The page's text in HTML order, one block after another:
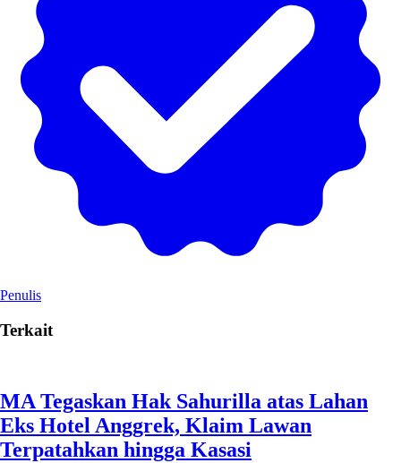
Penulis
Terkait
MA Tegaskan Hak Sahurilla atas Lahan
Eks Hotel Anggrek, Klaim Lawan
Terpatahkan hingga Kasasi